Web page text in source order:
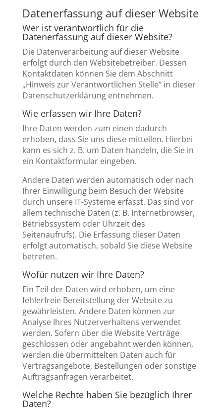
Datenerfassung auf dieser Website
Wer ist verantwortlich für die
Datenerfassung auf dieser Website?
Die Datenverarbeitung auf dieser Website
erfolgt durch den Websitebetreiber. Dessen
Kontaktdaten können Sie dem Abschnitt
„Hinweis zur Verantwortlichen Stelle“ in dieser
Datenschutzerklärung entnehmen.
Wie erfassen wir Ihre Daten?
Ihre Daten werden zum einen dadurch
erhoben, dass Sie uns diese mitteilen. Hierbei
kann es sich z. B. um Daten handeln, die Sie in
ein Kontaktformular eingeben.
Andere Daten werden automatisch oder nach
Ihrer Einwilligung beim Besuch der Website
durch unsere IT-Systeme erfasst. Das sind vor
allem technische Daten (z. B. Internetbrowser,
Betriebssystem oder Uhrzeit des
Seitenaufrufs). Die Erfassung dieser Daten
erfolgt automatisch, sobald Sie diese Website
betreten.
Wofür nutzen wir Ihre Daten?
Ein Teil der Daten wird erhoben, um eine
fehlerfreie Bereitstellung der Website zu
gewährleisten. Andere Daten können zur
Analyse Ihres Nutzerverhaltens verwendet
werden. Sofern über die Website Verträge
geschlossen oder angebahnt werden können,
werden die übermittelten Daten auch für
Vertragsangebote, Bestellungen oder sonstige
Auftragsanfragen verarbeitet.
Welche Rechte haben Sie bezüglich Ihrer
Daten?